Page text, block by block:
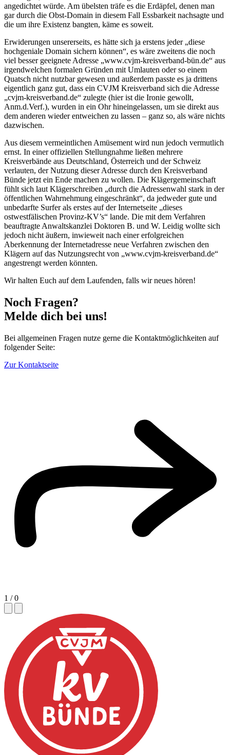
angedichtet würde. Am übelsten träfe es die Erdäpfel, denen man
gar durch die Obst-Domain in diesem Fall Essbarkeit nachsagte und
die um ihre Existenz bangten, käme es soweit.
Erwiderungen unsererseits, es hätte sich ja erstens jeder „diese
hochgeniale Domain sichern können“, es wäre zweitens die noch
viel besser geeignete Adresse „www.cvjm-kreisverband-bün.de“ aus
irgendwelchen formalen Gründen mit Umlauten oder so einem
Quatsch nicht nutzbar gewesen und außerdem passte es ja drittens
eigentlich ganz gut, dass ein CVJM Kreisverband sich die Adresse
„cvjm-kreisverband.de“ zulegte (hier ist die Ironie gewollt,
Anm.d.Verf.), wurden in ein Ohr hineingelassen, um sie direkt aus
dem anderen wieder entweichen zu lassen – ganz so, als wäre nichts
dazwischen.
Aus diesem vermeintlichen Amüsement wird nun jedoch vermutlich
ernst. In einer offiziellen Stellungnahme ließen mehrere
Kreisverbände aus Deutschland, Österreich und der Schweiz
verlauten, der Nutzung dieser Adresse durch den Kreisverband
Bünde jetzt ein Ende machen zu wollen. Die Klägergemeinschaft
fühlt sich laut Klägerschreiben „durch die Adressenwahl stark in der
öffentlichen Wahrnehmung eingeschränkt“, da jedweder gute und
unbedarfte Surfer als erstes auf der Internetseite „dieses
ostwestfälischen Provinz-KV’s“ lande. Die mit dem Verfahren
beauftragte Anwaltskanzlei Doktoren B. und W. Leidig wollte sich
jedoch nicht äußern, inwieweit nach einer erfolgreichen
Aberkennung der Internetadresse neue Verfahren zwischen den
Klägern auf das Nutzungsrecht von „www.cvjm-kreisverband.de“
angestrengt werden könnten.
Wir halten Euch auf dem Laufenden, falls wir neues hören!
Noch Fragen?
Melde dich bei uns!
Bei allgemeinen Fragen nutze gerne die Kontaktmöglichkeiten auf
folgender Seite:
Zur Kontaktseite
1 /0